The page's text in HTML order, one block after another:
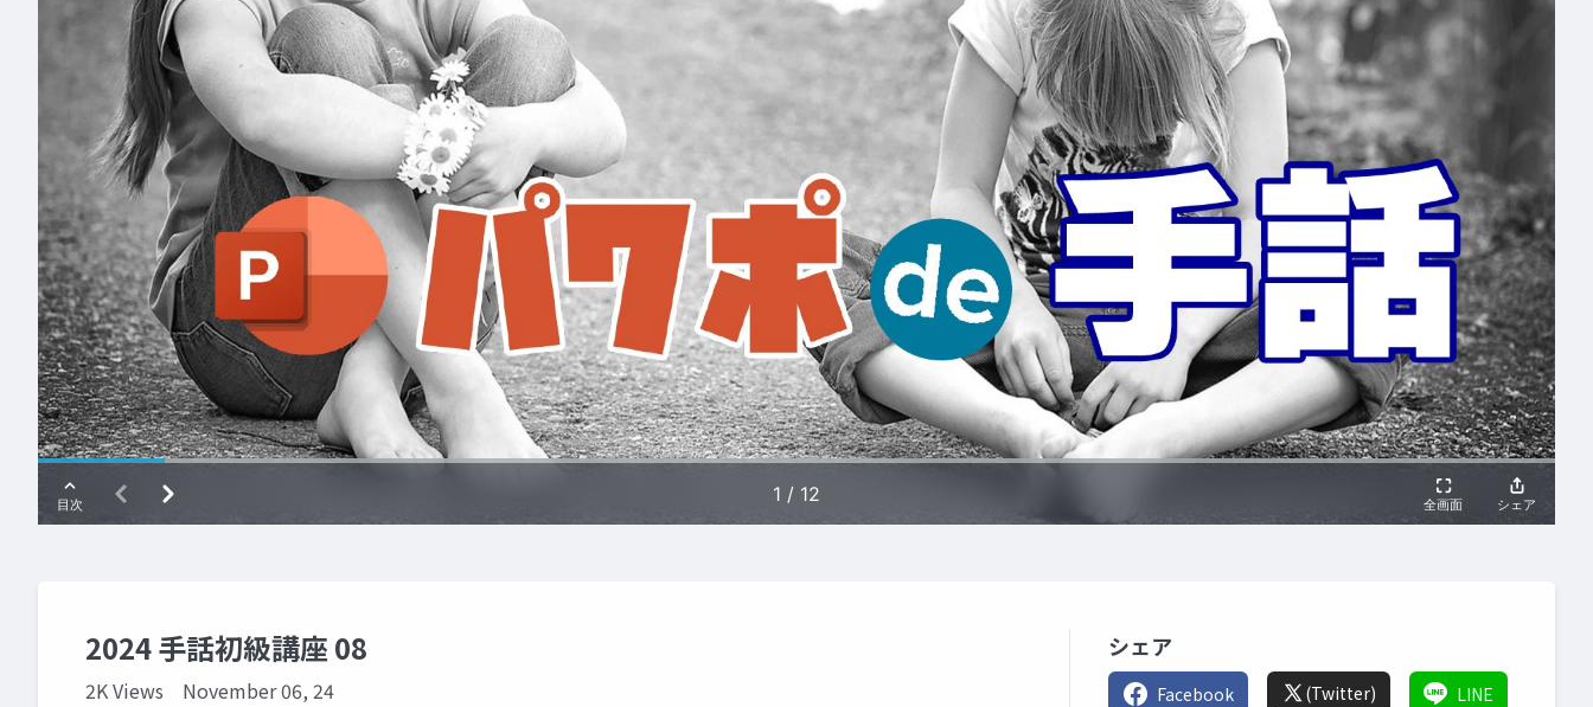
2024 手話初級講座 08
2K Views November 06, 24
シェア
Facebook (Twitter) LINE